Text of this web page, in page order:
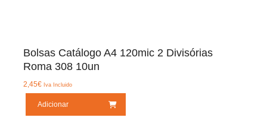
Bolsas Catálogo A4 120mic 2 Divisórias
Roma 308 10un
2,45€ Iva Incluido
Adicionar